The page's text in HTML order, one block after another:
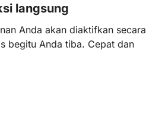
langsung
Anda akan diaktifkan secara
begitu Anda tiba. Cepat dan